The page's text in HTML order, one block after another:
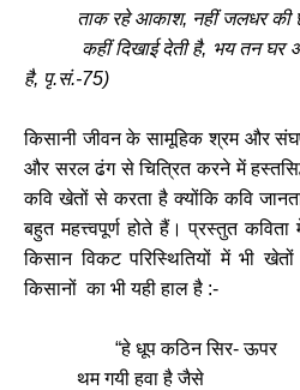
ताक रहे आकाश, नहीं जलधर की
कहीं दिखाई देती है, भय तन घर
है, पृ.सं.-75)
किसानी जीवन के सामूहिक श्रम और
और सरल ढंग से चित्रित करने में
कवि खेतों से करता है क्योंकि कवि
बहुत महत्त्वपूर्ण होते हैं। प्रस्तुत
किसान विकट परिस्थितियों में भी
किसानों का भी यही हाल है :-
“हे धूप कठिन सिर- ऊपर
थम गयी हवा है जैसे